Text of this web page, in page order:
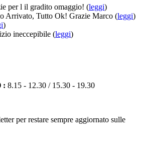
per l il gradito omaggio! (leggi)
Arrivato, Tutto Ok! Grazie Marco (leggi)
)
ineccepibile (leggi)
: 8.15 - 12.30 / 15.30 - 19.30
per restare sempre aggiornato sulle